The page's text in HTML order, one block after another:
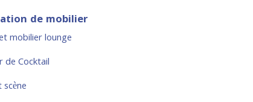
de mobilier
mobilier lounge
de Cocktail